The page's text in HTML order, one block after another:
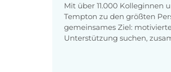
Mit über 11.000 Kolleginnen
Tempton zu den größten
gemeinsames Ziel:
Unterstützung suchen,